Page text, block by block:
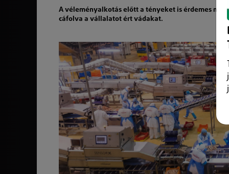
A véleményalkotás előtt a tényeket is érdemes
cáfolva a vállalatot ért vádakat.